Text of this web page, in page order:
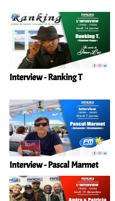
Interview - Ranking T
Interview - Pascal Marmet